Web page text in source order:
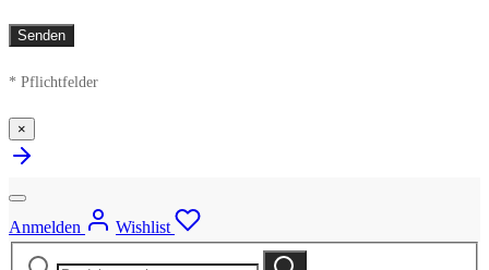
* Pflichtfelder
×
Anmelden
Wishlist
Suche
Suche